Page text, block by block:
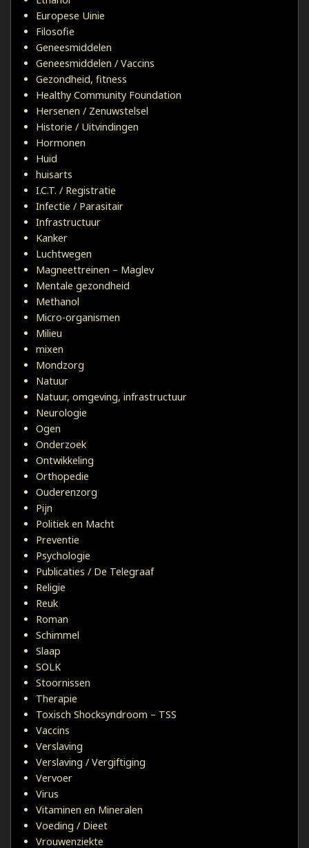
Europese Uinie
Filosofie
Geneesmiddelen
Geneesmiddelen / Vaccins
Gezondheid, fitness
Healthy Community Foundation
Hersenen / Zenuwstelsel
Historie / Uitvindingen
Hormonen
Huid
huisarts
I.C.T. / Registratie
Infectie / Parasitair
Infrastructuur
Kanker
Luchtwegen
Magneettreinen – Maglev
Mentale gezondheid
Methanol
Micro-organismen
Milieu
mixen
Mondzorg
Natuur
Natuur, omgeving, infrastructuur
Neurologie
Ogen
Onderzoek
Ontwikkeling
Orthopedie
Ouderenzorg
Pijn
Politiek en Macht
Preventie
Psychologie
Publicaties / De Telegraaf
Religie
Reuk
Roman
Schimmel
Slaap
SOLK
Stoornissen
Therapie
Toxisch Shocksyndroom – TSS
Vaccins
Verslaving
Verslaving / Vergiftiging
Vervoer
Virus
Vitaminen en Mineralen
Voeding / Dieet
Vrouwenziekte